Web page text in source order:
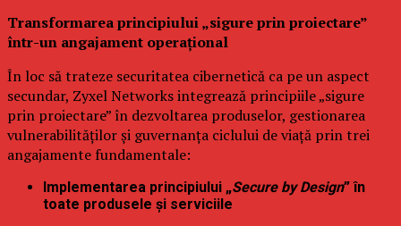
Transformarea principiului „sigure prin proiectare”
într-un angajament operațional
În loc să trateze securitatea cibernetică ca pe un aspect
secundar, Zyxel Networks integrează principiile „sigure
prin proiectare” în dezvoltarea produselor, gestionarea
vulnerabilităților și guvernanța ciclului de viață prin trei
angajamente fundamentale:
Implementarea principiului „Secure by Design” în
toate produsele și serviciile